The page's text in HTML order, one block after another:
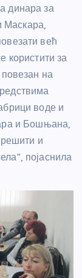
динара за
већ
користити за
на
воде и
и Бошњана,
решити и
појаснила